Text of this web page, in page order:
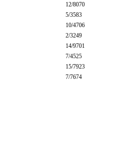
12/8070
5/3583
10/4706
2/3249
14/9701
7/4525
15/7923
7/7674